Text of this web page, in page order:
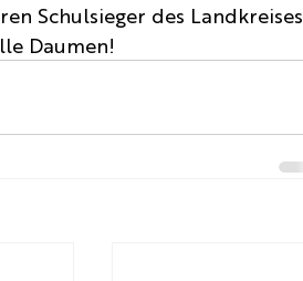
Schulsieger des Landkreises
Daumen!